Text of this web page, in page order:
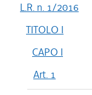
L.R. n. 1/2016
TITOLO I
CAPO I
Art. 1